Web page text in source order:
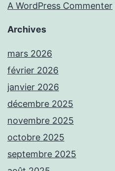
A WordPress Commenter
Archives
mars 2026
février 2026
janvier 2026
décembre 2025
novembre 2025
octobre 2025
septembre 2025